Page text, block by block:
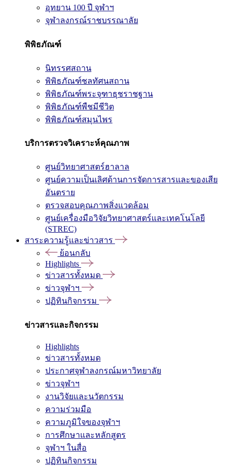
อุทยาน 100 ปี จุฬาฯ
จุฬาลงกรณ์ราชบรรณาลัย
พิพิธภัณฑ์
นิทรรศสถาน
พิพิธภัณฑ์ชลทัศนสถาน
พิพิธภัณฑ์พระจุฑาธุชราชฐาน
พิพิธภัณฑ์พืชมีชีวิต
พิพิธภัณฑ์สมุนไพร
บริการตรวจวิเคราะห์คุณภาพ
ศูนย์วิทยาศาสตร์ฮาลาล
ศูนย์ความเป็นเลิศด้านการจัดการสารและของเสีย
อันตราย
ตรวจสอบคุณภาพสิ่งแวดล้อม
ศูนย์เครื่องมือวิจัยวิทยาศาสตร์และเทคโนโลยี
(STREC)
สาระความรู้และข่าวสาร
ย้อนกลับ
Highlights
ข่าวสารทั้งหมด
ข่าวจุฬาฯ
ปฏิทินกิจกรรม
ข่าวสารและกิจกรรม
Highlights
ข่าวสารทั้งหมด
ประกาศจุฬาลงกรณ์มหาวิทยาลัย
ข่าวจุฬาฯ
งานวิจัยและนวัตกรรม
ความร่วมมือ
ความภูมิใจของจุฬาฯ
การศึกษาและหลักสูตร
จุฬาฯ ในสื่อ
ปฏิทินกิจกรรม